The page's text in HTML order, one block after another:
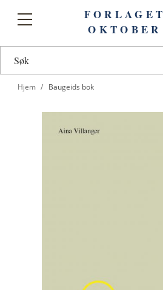
Toggle
FORLAGET
OKTOBER
Hjem Baugeids bok